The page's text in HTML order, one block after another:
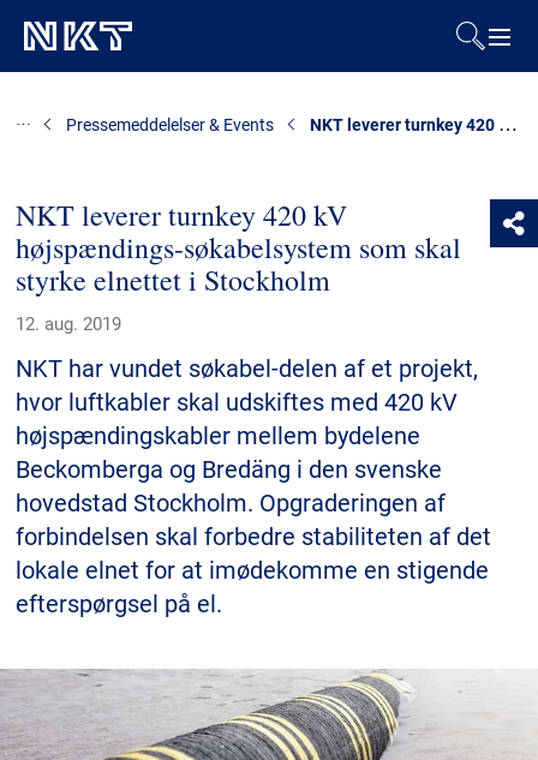
Downloads
Presse & Events
Om os
Bæredygtighed
Kontakt
MyNKT Karriere Investorer
Regionale steder
NKT leverer turnkey 420 kV
højspændings-søkabelsystem som skal
styrke elnettet i Stockholm
12. aug. 2019
NKT har vundet søkabel-delen af et projekt,
hvor luftkabler skal udskiftes med 420 kV
højspændingskabler mellem bydelene
Beckomberga og Bredäng i den svenske
hovedstad Stockholm. Opgraderingen af
forbindelsen skal forbedre stabiliteten af det
lokale elnet for at imødekomme en stigende
efterspørgsel på el.
Pressemeddelelser & Events NKT leverer turnkey 420 kV højspændings-søkabelsystem som skal styrke elnettet i Stockholm